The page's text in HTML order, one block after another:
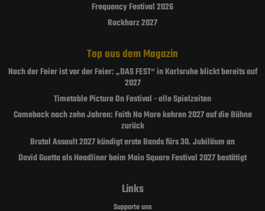
Frequency Festival 2026
Rockharz 2027
Top aus dem Magazin
Nach der Feier ist vor der Feier: „DAS FEST“ in Karlsruhe blickt bereits auf
2027
Timetable Picture On Festival - alle Spielzeiten
Comeback nach zehn Jahren: Faith No More kehren 2027 auf die Bühne
zurück
Brutal Assault 2027 kündigt erste Bands fürs 30. Jubiläum an
David Guetta als Headliner beim Main Square Festival 2027 bestätigt
Links
Supporte uns